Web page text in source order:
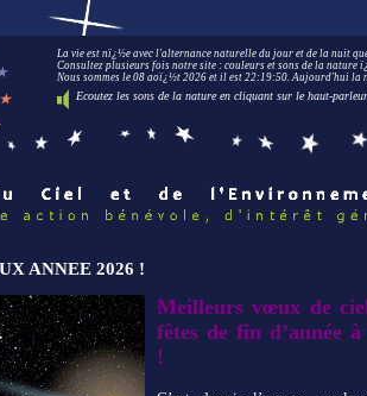
La vie est nï¿½e avec l'alternance naturelle du jour et de la nuit
Consultez plusieurs fois notre site : couleurs et sons de la nature
Nous sommes le 08 aoï¿½t 2026 et il est 22:19:52.Aujourd'hui la
Ecoutez les sons de la nature en cliquant sur le haut-parleur
ANNEE 2026 !
Meilleurs vœux de
fêtes de fin d’année
!